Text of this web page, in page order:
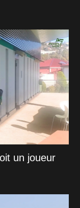
un joueur